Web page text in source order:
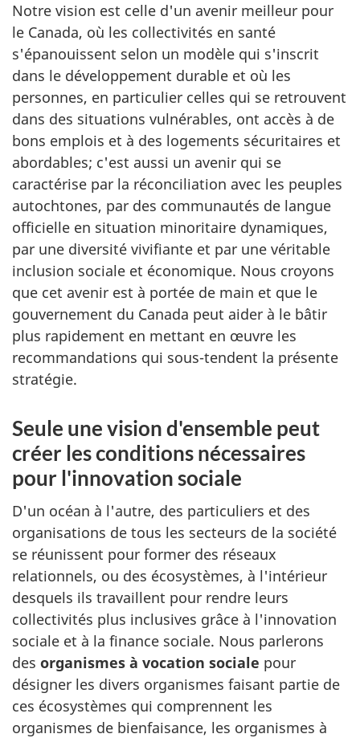
Notre vision est celle d'un avenir meilleur pour
le Canada, où les collectivités en santé
s'épanouissent selon un modèle qui s'inscrit
dans le développement durable et où les
personnes, en particulier celles qui se retrouvent
dans des situations vulnérables, ont accès à de
bons emplois et à des logements sécuritaires et
abordables; c'est aussi un avenir qui se
caractérise par la réconciliation avec les peuples
autochtones, par des communautés de langue
officielle en situation minoritaire dynamiques,
par une diversité vivifiante et par une véritable
inclusion sociale et économique. Nous croyons
que cet avenir est à portée de main et que le
gouvernement du Canada peut aider à le bâtir
plus rapidement en mettant en œuvre les
recommandations qui sous-tendent la présente
stratégie.
Seule une vision d'ensemble peut
créer les conditions nécessaires
pour l'innovation sociale
D'un océan à l'autre, des particuliers et des
organisations de tous les secteurs de la société
se réunissent pour former des réseaux
relationnels, ou des écosystèmes, à l'intérieur
desquels ils travaillent pour rendre leurs
collectivités plus inclusives grâce à l'innovation
sociale et à la finance sociale. Nous parlerons
des organismes à vocation sociale pour
désigner les divers organismes faisant partie de
ces écosystèmes qui comprennent les
organismes de bienfaisance, les organismes à